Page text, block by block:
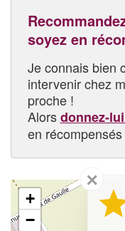
soyez en
Je connais bien
intervenir chez
proche !
Alorsdonnez-
en récompensés
+
−
✕